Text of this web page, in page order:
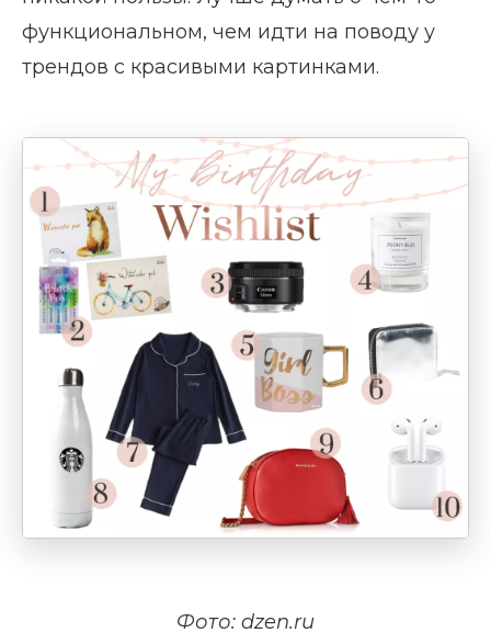
функциональном, чем идти на поводу у
трендов с красивыми картинками.
Фото: dzen.ru